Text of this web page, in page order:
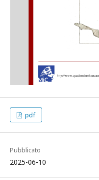
pdf
Pubblicato
2025-06-10